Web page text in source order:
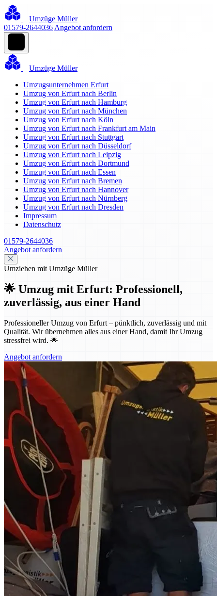
Umzüge Müller
01579-2644036 Angebot anfordern
Umzüge Müller
Umzugsunternehmen Erfurt
Umzug von Erfurt nach Berlin
Umzug von Erfurt nach Hamburg
Umzug von Erfurt nach München
Umzug von Erfurt nach Köln
Umzug von Erfurt nach Frankfurt am Main
Umzug von Erfurt nach Stuttgart
Umzug von Erfurt nach Düsseldorf
Umzug von Erfurt nach Leipzig
Umzug von Erfurt nach Dortmund
Umzug von Erfurt nach Essen
Umzug von Erfurt nach Bremen
Umzug von Erfurt nach Hannover
Umzug von Erfurt nach Nürnberg
Umzug von Erfurt nach Dresden
Impressum
Datenschutz
01579-2644036
Angebot anfordern
Umziehen mit Umzüge Müller
🌟 Umzug mit Erfurt: Professionell,
zuverlässig, aus einer Hand
Professioneller Umzug von Erfurt – pünktlich, zuverlässig und mit
Qualität. Wir übernehmen alles aus einer Hand, damit Ihr Umzug
stressfrei wird. 🌟
Angebot anfordern